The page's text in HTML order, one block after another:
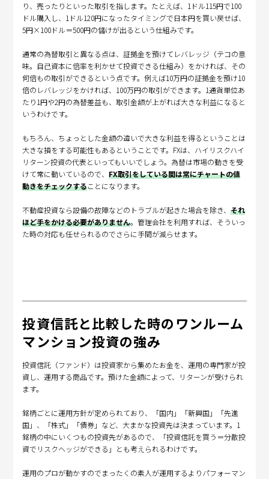
り、売ったりといった取引を指します。たとえば、1ドル115円で100
ドル購入し、1ドル120円になったタイミングで日本円を買い戻せば、
5円×100ドル＝500円の儲けが出るという仕組みです。
通常の為替取引と異なる点は、証拠金を預けてレバレッジ（テコの意
味。自己資本に倍率を利かせて投資できる仕組み）をかければ、その
何倍もの取引ができるという点です。例えば10万円の証拠金を預け10
倍のレバレッジをかければ、100万円の取引ができます。1通貨単位あ
たり1円や2円の為替差益も、取引金額が上がれば大きな利益になると
いうわけです。
もちろん、ちょっとした金額の違いで大きな利益を得るということは
大きな損をする可能性もあるということです。FXは、ハイリスクハイ
リターン投資の代表といってもいいでしょう。為替は市場の動きを受
けて常に動いているので、FX取引をしている間は常にチャートの値
動きをチェックすることになります。
不動産投資なら設備の故障などのトラブルが起きた場合を除き、それ
ほど手をかける必要がありません。管理会社を利用すれば、そういっ
た時の対応も任せられるのでさらに手間が減らせます。
投資信託と比較した時のワンルーム
マンション投資の強み
投資信託（ファンド）は投資家から集めたお金を、運用の専門家が投
資し、運用する商品です。預けた金額によって、リターンが受けられ
ます。
銘柄ごとに運用方針が定められており、「国内」「新興国」「先進
国」、「株式」「債券」など、大まかな投資先は決まっています。1
銘柄の中にいくつもの投資先があるので、「投資信託を買う＝分散投
資でリスクヘッジができる」とも考えられるわけです。
運用のプロが動かすのでまったくの素人が運用するよりパフォーマン